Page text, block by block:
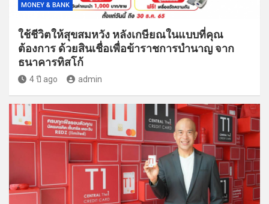
MONEY & BANK
ใช้ชีวิตให้สุขสมหวัง หลังเกษียณในแบบที่คุณ
ต้องการ ด้วยสินเชื่อเพื่อข้าราชการบำนาญ จาก
ธนาคารทิสโก้
4 ปี ago admin